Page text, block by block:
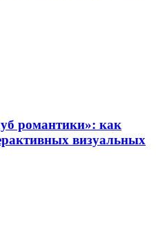
романтики»: как
визуальных